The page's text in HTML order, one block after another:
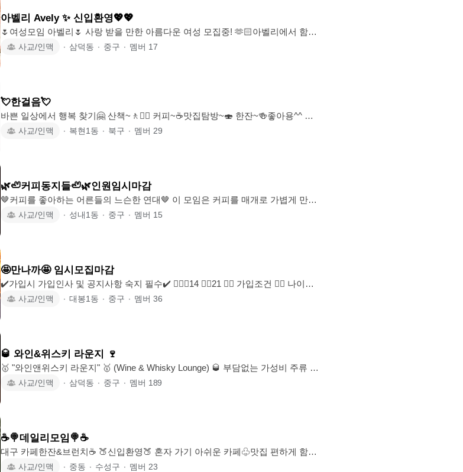
성: [90년생부터 05년생까지] 📍 대구·경북 거주 또는 대구 활동이 가능한 분 😊 기
본적인 예의와 배려가 있는 분
아벨리 Avely ✨ 신입환영💖💖
🌷여성모임 아벨리🌷 사랑 받을 만한 아름다운 여성 모집중! 🫶🏻아벨리에서 함께
하는 것들 자기관리(운동,등산,뷰티데이 등) 하기에 힘쓰고 맛있는 것(맛집,예쁜카
인 후 카톡방링크 1:1로 안내☺️ (가입 반려시 가입인사 삭제처리, 미리 양해바랍니
다) -특별한 사유없이는 탈퇴 후
사교/인맥 ∙ 삼덕동 ∙ 중구 ∙ 멤버 17
💘한걸음💘
바쁜 일상에서 행복 찾기🤗 산책~🚶🚶‍♀️ 커피~☕️맛집탐방~🍣 한잔~🍻좋아용^^ 캠
핑~🏕 영화관람~🎥골프~⛳️좋아요^^ 탁구~🏓좋아요^^ 모든지~다~좋아용^^ 함께
사교/인맥 ∙ 복현1동 ∙ 북구 ∙ 멤버 29
🌿🦥커피동지들🦥🌿인원임시마감
🤎커피를 좋아하는 어른들의 느슨한 연대🤎 이 모임은 커피를 매개로 가볍게 만나
고, 각자의 일상에 부담이 되지 않도록 운영하려고 합니다. ✔️정기적인 의무 참석
맞아요🙆‍♂️ 🔸️조용히 커피 마시는 시간도 괜찮은 분 🔸️주도하기보다 흐름을 존중하
는 분 🔸️사람 관계에 과한 기대를 두지
사교/인맥 ∙ 성내1동 ∙ 중구 ∙ 멤버 15
🤩만나까🤩 임시모집마감
✔️가입시 가입인사 및 공지사항 숙지 필수✔️ 🙋🏻‍♀️14 🙋‍♂️21 🙆‍♂️ 가입조건 🙆‍♀️ 나이는
86년생 ~ 01년생까지 ! (타모임 운영진 가입가능, 모임장 불가능) 가입후 공지사항
한분 🟢 혼밥,혼술,혼영이 지겹고 싫으신분 🔵 성격이 소심해 잘 어울리지 못하신
분들
사교/인맥 ∙ 대봉1동 ∙ 중구 ∙ 멤버 36
🥃 와인&위스키 라운지 🍷
🥇 "와인앤위스키 라운지" 🥇 (Wine & Whisky Lounge) 🥃 부담없는 가성비 주류 🍶
양질의 고품격 주류 • 오래 함께할 분들만 가입해주세요🙏🏻 주로 프라이빗한 파인
성로 포끝노래타운 동성로 수풀림 동성로 커브 동성로 노리터 운영중입니다. 회원
에게 할인혜택을 제공중입니다! 딱딱
사교/인맥 ∙ 삼덕동 ∙ 중구 ∙ 멤버 189
☕️🍭데일리모임🍭☕️
대구 카페한잔&브런치☕ 🍑신입환영🍑 혼자 가기 아쉬운 카페♧맛집 편하게 함께
하실분 환영 합니다😁 혼자보다 같이라서 더 즐거운 하루! 어색한 술자리보다 편한
사교/인맥 ∙ 중동 ∙ 수성구 ∙ 멤버 23